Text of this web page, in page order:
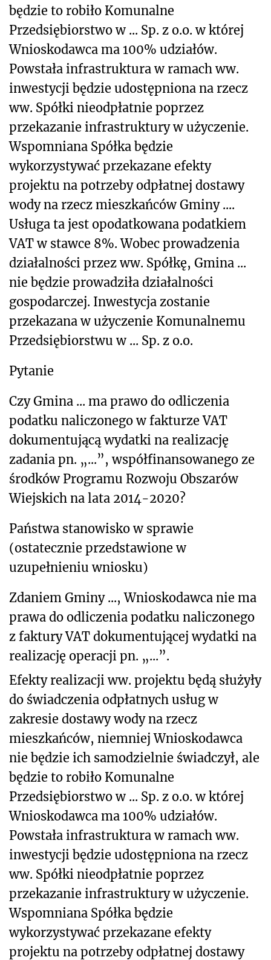
będzie to robiło Komunalne
Przedsiębiorstwo w ... Sp. z o.o. w której
Wnioskodawca ma 100% udziałów.
Powstała infrastruktura w ramach ww.
inwestycji będzie udostępniona na rzecz
ww. Spółki nieodpłatnie poprzez
przekazanie infrastruktury w użyczenie.
Wspomniana Spółka będzie
wykorzystywać przekazane efekty
projektu na potrzeby odpłatnej dostawy
wody na rzecz mieszkańców Gminy ....
Usługa ta jest opodatkowana podatkiem
VAT w stawce 8%. Wobec prowadzenia
działalności przez ww. Spółkę, Gmina ...
nie będzie prowadziła działalności
gospodarczej. Inwestycja zostanie
przekazana w użyczenie Komunalnemu
Przedsiębiorstwu w ... Sp. z o.o.
Pytanie
Czy Gmina ... ma prawo do odliczenia
podatku naliczonego w fakturze VAT
dokumentującą wydatki na realizację
zadania pn. „...”, współfinansowanego ze
środków Programu Rozwoju Obszarów
Wiejskich na lata 2014-2020?
Państwa stanowisko w sprawie
(ostatecznie przedstawione w
uzupełnieniu wniosku)
Zdaniem Gminy ..., Wnioskodawca nie ma
prawa do odliczenia podatku naliczonego
z faktury VAT dokumentującej wydatki na
realizację operacji pn. „...”.
Efekty realizacji ww. projektu będą służyły
do świadczenia odpłatnych usług w
zakresie dostawy wody na rzecz
mieszkańców, niemniej Wnioskodawca
nie będzie ich samodzielnie świadczył, ale
będzie to robiło Komunalne
Przedsiębiorstwo w ... Sp. z o.o. w której
Wnioskodawca ma 100% udziałów.
Powstała infrastruktura w ramach ww.
inwestycji będzie udostępniona na rzecz
ww. Spółki nieodpłatnie poprzez
przekazanie infrastruktury w użyczenie.
Wspomniana Spółka będzie
wykorzystywać przekazane efekty
projektu na potrzeby odpłatnej dostawy